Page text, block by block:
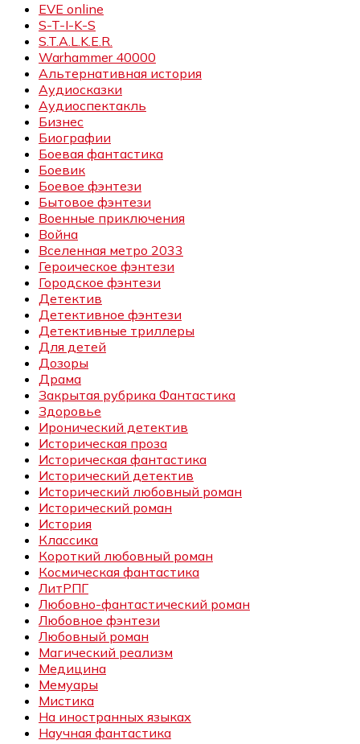
EVE online
S-T-I-K-S
S.T.A.L.K.E.R.
Warhammer 40000
Альтернативная история
Аудиосказки
Аудиоспектакль
Бизнес
Биографии
Боевая фантастика
Боевик
Боевое фэнтези
Бытовое фэнтези
Военные приключения
Война
Вселенная метро 2033
Героическое фэнтези
Городское фэнтези
Детектив
Детективное фэнтези
Детективные триллеры
Для детей
Дозоры
Драма
Закрытая рубрика Фантастика
Здоровье
Иронический детектив
Историческая проза
Историческая фантастика
Исторический детектив
Исторический любовный роман
Исторический роман
История
Классика
Короткий любовный роман
Космическая фантастика
ЛитРПГ
Любовно-фантастический роман
Любовное фэнтези
Любовный роман
Магический реализм
Медицина
Мемуары
Мистика
На иностранных языках
Научная фантастика